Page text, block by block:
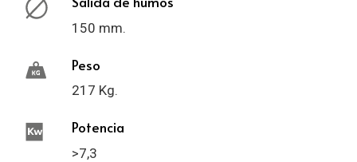
150 mm.
Peso
217 Kg.
Potencia
>7,3